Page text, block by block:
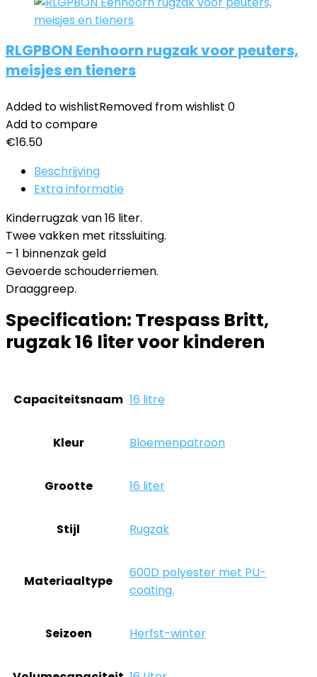
RLGPBON Eenhoorn rugzak voor peuters,
meisjes en tieners
Added to wishlistRemoved from wishlist 0
Add to compare
€16.50
Beschrijving
Extra informatie
Kinderrugzak van 16 liter.
Twee vakken met ritssluiting.
– 1 binnenzak geld
Gevoerde schouderriemen.
Draaggreep.
Specification: Trespass Britt,
rugzak 16 liter voor kinderen
Capaciteitsnaam ‎16 litre
Kleur ‎Bloemenpatroon
Grootte ‎16 liter
Stijl ‎Rugzak
Materiaaltype
‎600D polyester met PU-
coating.
Seizoen ‎Herfst-winter